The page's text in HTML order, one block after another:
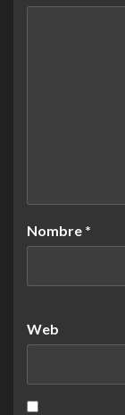
Nombre *
Web